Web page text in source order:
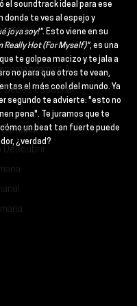
A...
Debes Escuchar
Descubrir
el soundtrack ideal para ese
donde te ves al espejo y
joya soy!". Esto viene en su
Really Hot (For Myself)", es una
te golpea macizo y te jala a
no para que otros te vean,
el más cool del mundo. Ya
segundo te advierte: "esto no
pena". Te juramos que te
un beat tan fuerte puede
¿verdad?